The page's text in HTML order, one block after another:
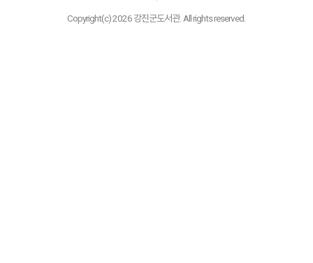
Copyright(c) 2026 강진군도서관. All rights reserved.